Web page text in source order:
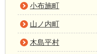
小布施町
山ノ内町
木島平村